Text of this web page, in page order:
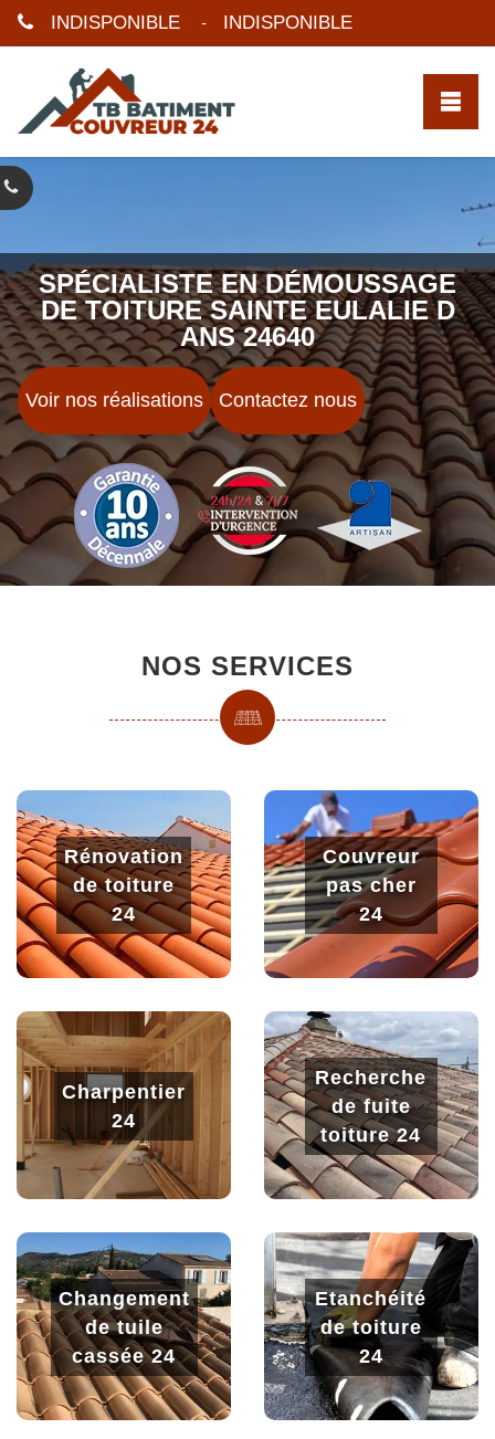
INDISPONIBLE - INDISPONIBLE
SPÉCIALISTE EN DÉMOUSSAGE
DE TOITURE SAINTE EULALIE D
ANS 24640
Voir nos réalisations Contactez nous
NOS SERVICES
Rénovation
de toiture
24
Couvreur
pas cher
24
Charpentier
24
Recherche
de fuite
toiture 24
Changement
de tuile
cassée 24
Etanchéité
de toiture
24